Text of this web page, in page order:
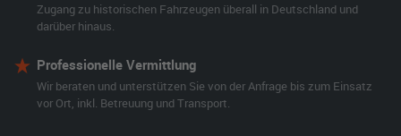
Zugang zu historischen Fahrzeugen überall in Deutschland und
darüber hinaus.
Professionelle Vermittlung
Wir beraten und unterstützen Sie von der Anfrage bis zum Einsatz
vor Ort, inkl. Betreuung und Transport.